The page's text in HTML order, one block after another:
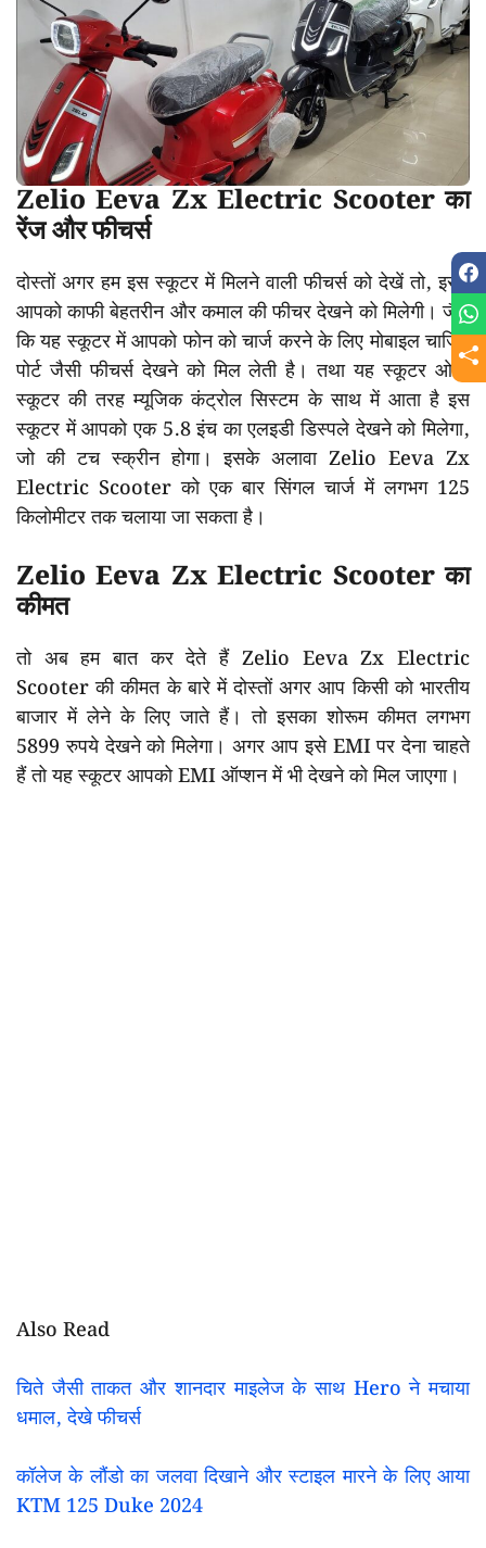
Zelio Eeva Zx Electric Scooter का
रेंज और फीचर्स
दोस्तों अगर हम इस स्कूटर में मिलने वाली फीचर्स को देखें तो, इसमें
आपको काफी बेहतरीन और कमाल की फीचर देखने को मिलेगी। जैसे
कि यह स्कूटर में आपको फोन को चार्ज करने के लिए मोबाइल चार्जिंग
पोर्ट जैसी फीचर्स देखने को मिल लेती है। तथा यह स्कूटर ओला
स्कूटर की तरह म्यूजिक कंट्रोल सिस्टम के साथ में आता है इस
स्कूटर में आपको एक 5.8 इंच का एलइडी डिस्पले देखने को मिलेगा,
जो की टच स्क्रीन होगा। इसके अलावा Zelio Eeva Zx
Electric Scooter को एक बार सिंगल चार्ज में लगभग 125
किलोमीटर तक चलाया जा सकता है।
Zelio Eeva Zx Electric Scooter का
कीमत
तो अब हम बात कर देते हैं Zelio Eeva Zx Electric
Scooter की कीमत के बारे में दोस्तों अगर आप किसी को भारतीय
बाजार में लेने के लिए जाते हैं। तो इसका शोरूम कीमत लगभग
5899 रुपये देखने को मिलेगा। अगर आप इसे EMI पर देना चाहते
हैं तो यह स्कूटर आपको EMI ऑप्शन में भी देखने को मिल जाएगा।
Also Read
चिते जैसी ताकत और शानदार माइलेज के साथ Hero ने मचाया
धमाल, देखे फीचर्स
कॉलेज के लौंडो का जलवा दिखाने और स्टाइल मारने के लिए आया
KTM 125 Duke 2024